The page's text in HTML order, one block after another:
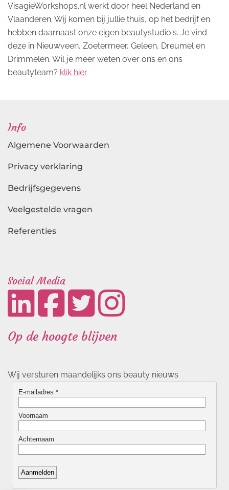
VisagieWorkshops.nl werkt door heel Nederland en
Vlaanderen. Wij komen bij jullie thuis, op het bedrijf en
hebben daarnaast onze eigen beautystudio's. Je vind
deze in Nieuwveen, Zoetermeer, Geleen, Dreumel en
Drimmelen. Wil je meer weten over ons en ons
beautyteam? klik hier
Info
Algemene Voorwaarden
Privacy verklaring
Bedrijfsgegevens
Veelgestelde vragen
Referenties
Social Media
Op de hoogte blijven
Wij versturen maandelijks ons beauty nieuws